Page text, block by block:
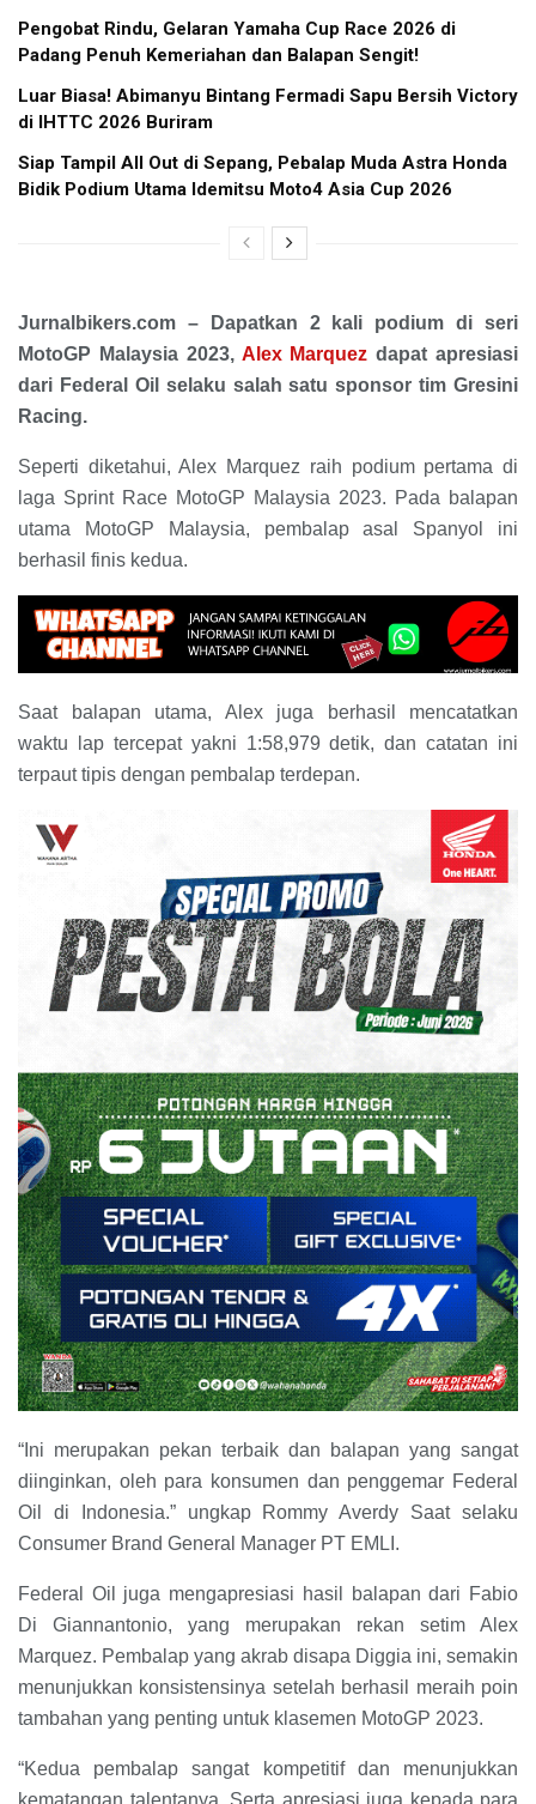
Pengobat Rindu, Gelaran Yamaha Cup Race 2026 di
Padang Penuh Kemeriahan dan Balapan Sengit!
Luar Biasa! Abimanyu Bintang Fermadi Sapu Bersih Victory
di IHTTC 2026 Buriram
Siap Tampil All Out di Sepang, Pebalap Muda Astra Honda
Bidik Podium Utama Idemitsu Moto4 Asia Cup 2026
Jurnalbikers.com – Dapatkan 2 kali podium di seri
MotoGP Malaysia 2023, Alex Marquez dapat apresiasi
dari Federal Oil selaku salah satu sponsor tim Gresini
Racing.
Seperti diketahui, Alex Marquez raih podium pertama di
laga Sprint Race MotoGP Malaysia 2023. Pada balapan
utama MotoGP Malaysia, pembalap asal Spanyol ini
berhasil finis kedua.
Saat balapan utama, Alex juga berhasil mencatatkan
waktu lap tercepat yakni 1:58,979 detik, dan catatan ini
terpaut tipis dengan pembalap terdepan.
“Ini merupakan pekan terbaik dan balapan yang sangat
diinginkan, oleh para konsumen dan penggemar Federal
Oil di Indonesia.” ungkap Rommy Averdy Saat selaku
Consumer Brand General Manager PT EMLI.
Federal Oil juga mengapresiasi hasil balapan dari Fabio
Di Giannantonio, yang merupakan rekan setim Alex
Marquez. Pembalap yang akrab disapa Diggia ini, semakin
menunjukkan konsistensinya setelah berhasil meraih poin
tambahan yang penting untuk klasemen MotoGP 2023.
“Kedua pembalap sangat kompetitif dan menunjukkan
kematangan talentanya. Serta apresiasi juga kepada para